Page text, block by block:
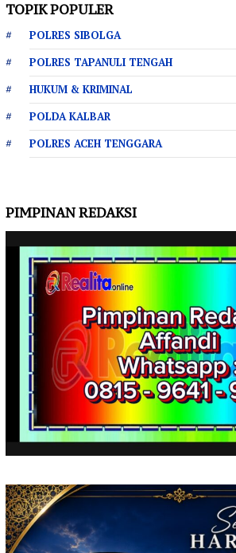
TOPIK POPULER
POLRES SIBOLGA
POLRES TAPANULI TENGAH
HUKUM & KRIMINAL
POLDA KALBAR
POLRES ACEH TENGGARA
PIMPINAN REDAKSI